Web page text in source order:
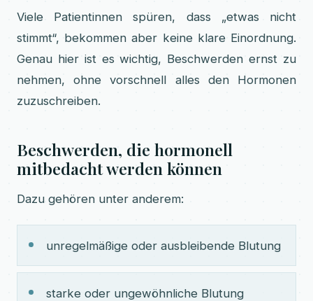
Viele Patientinnen spüren, dass „etwas nicht
stimmt“, bekommen aber keine klare Einordnung.
Genau hier ist es wichtig, Beschwerden ernst zu
nehmen, ohne vorschnell alles den Hormonen
zuzuschreiben.
Beschwerden, die hormonell
mitbedacht werden können
Dazu gehören unter anderem:
unregelmäßige oder ausbleibende Blutung
starke oder ungewöhnliche Blutung